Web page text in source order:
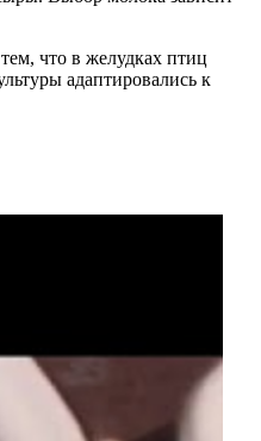
что в желудках птиц
адаптировались к